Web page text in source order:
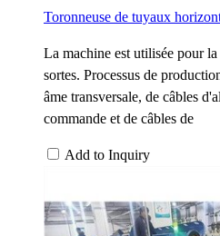
Toronneuse de tuyaux
La machine est utilisée pour
sortes. Processus de
âme transversale, de câbles
commande et de câbles de
Add to Inquiry